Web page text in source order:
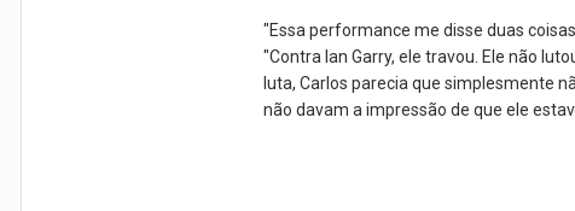
"Essa performance me disse duas
"Contra Ian Garry, ele travou. Ele não
luta, Carlos parecia que simplesmente
não davam a impressão de que ele